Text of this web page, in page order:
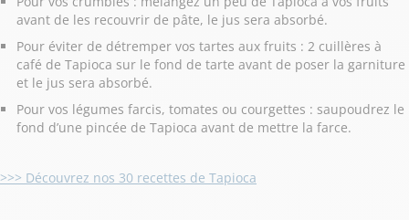
avant de les recouvrir de pâte, le jus sera absorbé.
Pour éviter de détremper vos tartes aux fruits : 2 cuillères à
café de Tapioca sur le fond de tarte avant de poser la garniture
et le jus sera absorbé.
Pour vos légumes farcis, tomates ou courgettes : saupoudrez le
fond d’une pincée de Tapioca avant de mettre la farce.
>>> Découvrez nos 30 recettes de Tapioca